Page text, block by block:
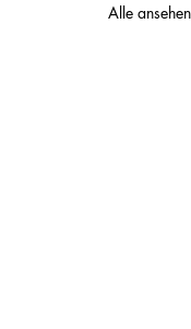
Alle ansehen